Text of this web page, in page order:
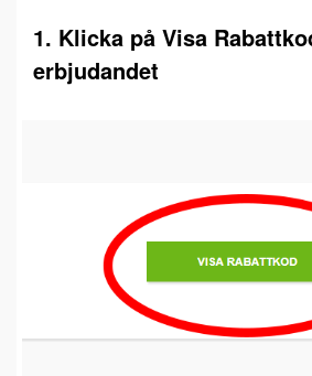
1. Klicka på Visa
erbjudandet